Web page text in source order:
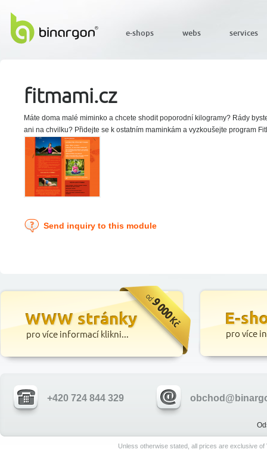
fitmami.cz
Máte doma malé miminko a chcete shodit poporodní kilogramy? Rády
ani na chvilku? Přidejte se k ostatním maminkám a vyzkoušejte program
Send inquiry to this module
+420 724 844 329
Unless otherwise stated, all prices are exclusive
e-shops webs services